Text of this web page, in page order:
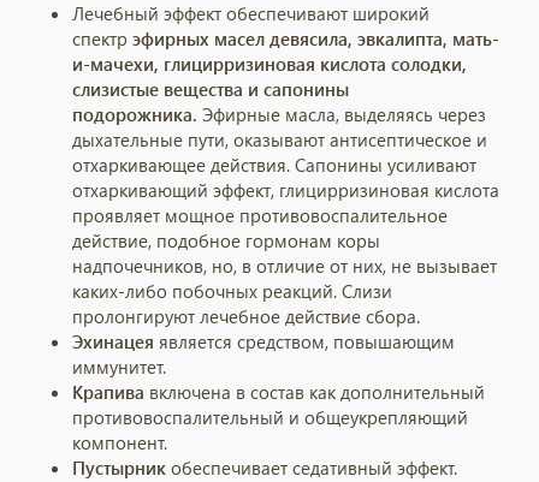
Лечебный эффект обеспечивают широкий
спектр эфирных масел девясила, эвкалипта, мать-
и-мачехи, глицирризиновая кислота солодки,
слизистые вещества и сапонины
подорожника. Эфирные масла, выделяясь через
дыхательные пути, оказывают антисептическое и
отхаркивающее действия. Сапонины усиливают
отхаркивающий эффект, глицирризиновая кислота
проявляет мощное противовоспалительное
действие, подобное гормонам коры
надпочечников, но, в отличие от них, не вызывает
каких-либо побочных реакций. Слизи
пролонгируют лечебное действие сбора.
Эхинацея является средством, повышающим
иммунитет.
Крапива включена в состав как дополнительный
противовоспалительный и общеукрепляющий
компонент.
Пустырник обеспечивает седативный эффект.